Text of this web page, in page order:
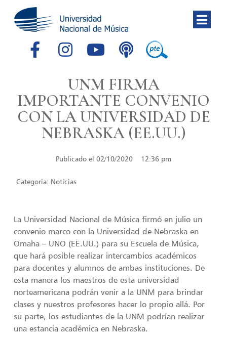
UNM FIRMA
IMPORTANTE CONVENIO
CON LA UNIVERSIDAD DE
NEBRASKA (EE.UU.)
Publicado el 02/10/2020 12:36 pm
Categoria: Noticias
La Universidad Nacional de Música firmó en julio un
convenio marco con la Universidad de Nebraska en
Omaha – UNO (EE.UU.) para su Escuela de Música,
que hará posible realizar intercambios académicos
para docentes y alumnos de ambas instituciones. De
esta manera los maestros de esta universidad
norteamericana podrán venir a la UNM para brindar
clases y nuestros profesores hacer lo propio allá. Por
su parte, los estudiantes de la UNM podrían realizar
una estancia académica en Nebraska.